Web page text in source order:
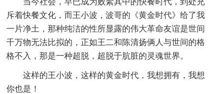
斥着快餐文化，而王小波，波哥的《黄金时代》给了我
一片净土，那种纯洁的性所显露的伟大革命友谊是世间
千万物无法比拟的，正如王二和陈清扬俩人与世间的格
格不入，那是一种超脱，超脱于肮脏的灵魂世界。
这样的王小波，这样的黄金时代，我想拥有，我想
你也是！